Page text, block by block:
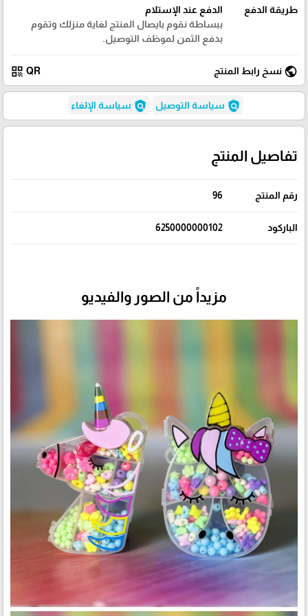
طريقة الدفع
الدفع عند الإستلام
ببساطة نقوم بايصال المنتج لغاية منزلك وتقوم
بدفع الثمن لموظف التوصيل.
public نسخ رابط المنتج QR
qr_code
policy سياسة التوصيل policy سياسة الإلغاء
تفاصيل المنتج
رقم المنتج 96
الباركود 6250000000102
مزيداً من الصور والفيديو